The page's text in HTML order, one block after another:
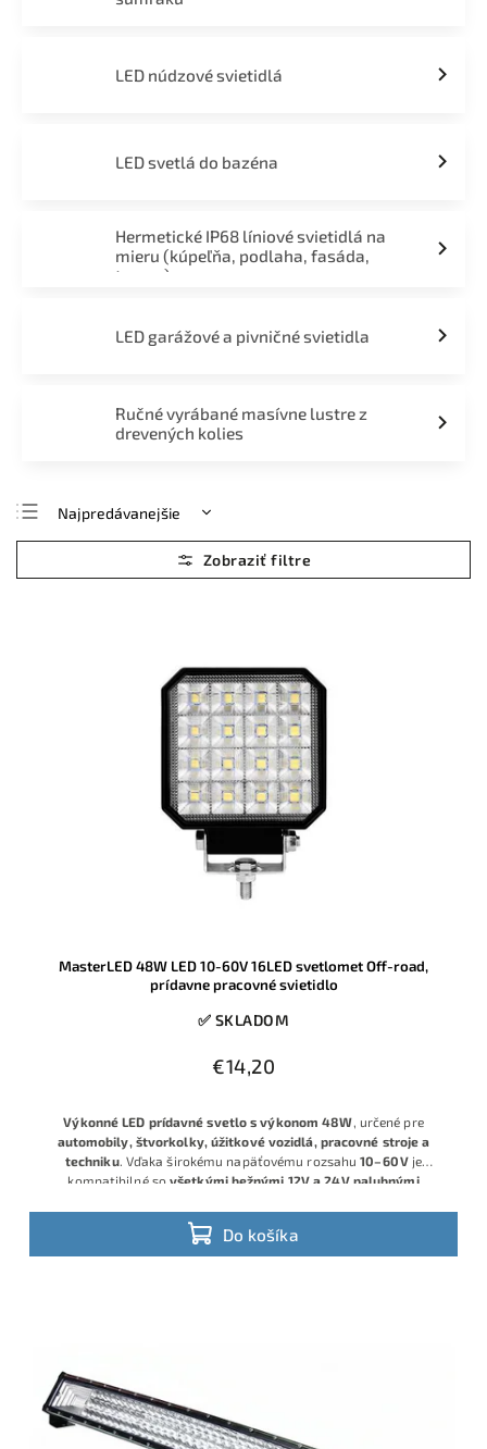
LED núdzové svietidlá
LED svetlá do bazéna
Hermetické IP68 líniové svietidlá na
mieru (kúpeľňa, podlaha, fasáda,
terasa)
LED garážové a pivničné svietidla
Ručné vyrábané masívne lustre z
drevených kolies
Najpredávanejšie
Najlacnejšie
Najdrahšie
MasterLED 48W LED 10-60V 16LED svetlomet Off-road,
prídavne pracovné svietidlo
✅ SKLADOM
€14,20
Do košíka
Výkonné LED prídavné svetlo s výkonom 48 W, určené pre
automobily, štvorkolky, úžitkové vozidlá, pracovné stroje a
techniku. Vďaka širokému napäťovému rozsahu10–60 Vje
kompatibilné so všetkými bežnými 12V a 24V palubnými